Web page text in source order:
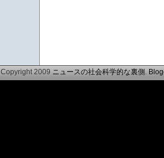
Copyright 2009 ニュースの社会科学的な裏側.